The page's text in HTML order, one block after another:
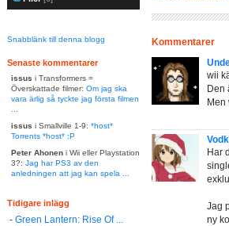
Snabblänk till denna blogg
Senaste kommentarer
issus i Transformers =
Överskattade filmer: Om jag ska
vara ärlig så tyckte jag första filmen
issus i Smallville 1-9: *host*
Torrents *host* :P
Peter Ahonen i Wii eller Playstation
3?: Jag har PS3 av den
anledningen att jag kan spela ...
Tidigare inlägg
- Green Lantern: Rise Of ...
Kommentarer
wii
Den
Har
Jag
ny